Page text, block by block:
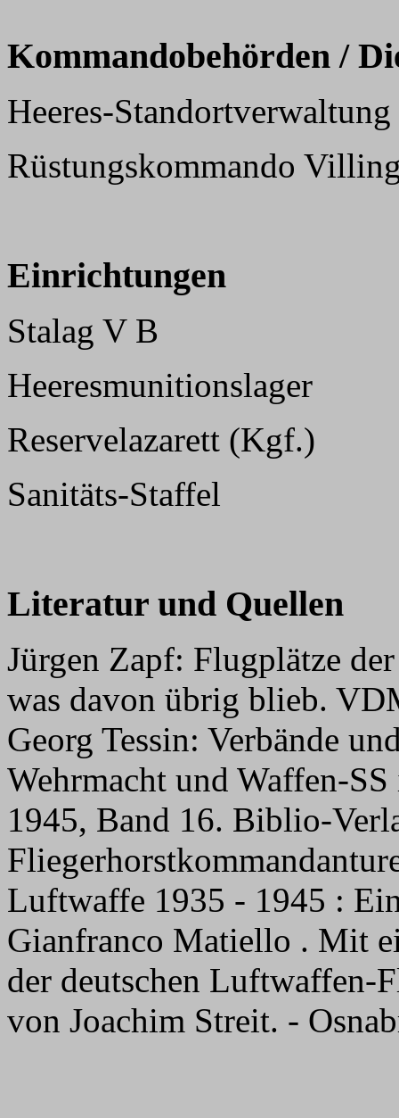
Kommandobehörden /
Heeres-Standortverwaltung
Rüstungskommando
Einrichtungen
Stalag V B
Heeresmunitionslager
Reservelazarett (Kgf.)
Sanitäts-Staffel
Literatur und Quellen
Jürgen Zapf: Flugplätze
was davon übrig blieb.
Georg Tessin: Verbände
Wehrmacht und Waffen-
1945, Band 16. Biblio-
Luftwaffe 1935 - 1945 :
Gianfranco Matiello . Mit
der deutschen Luftwaffen-
von Joachim Streit. -